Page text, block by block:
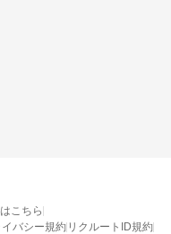
こちら
バシー規約 リクルートID規約